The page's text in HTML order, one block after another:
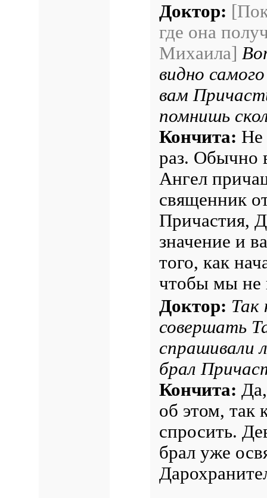
Доктор:
где она
Михаила]
видно
вам
помнишь
Кончита: Не
раз. Обычно
Ангел
священник
Причастия,
значение и
того, как
чтобы мы не
Доктор: Так
совершать
спрашивали
брал
Кончита:
об этом, так
спросить.
брал уже